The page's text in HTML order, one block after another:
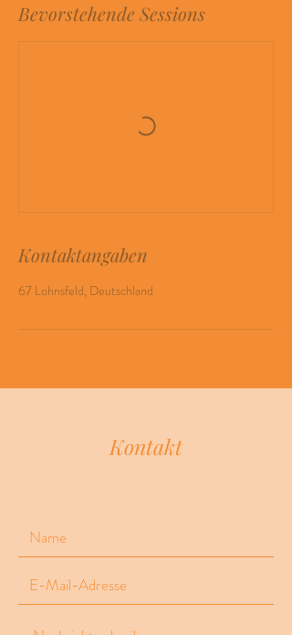
Bevorstehende Sessions
Kontaktangaben
67 Lohnsfeld, Deutschland
Kontakt